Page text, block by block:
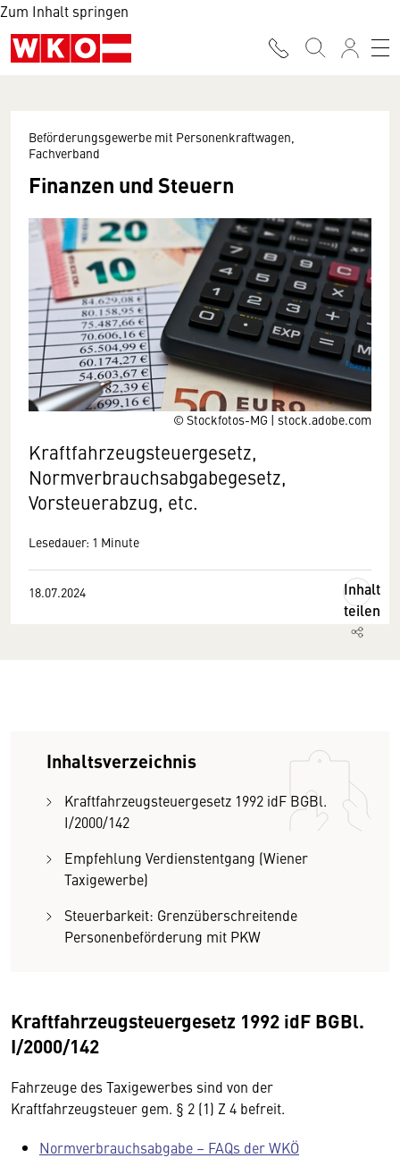
Zum Inhalt springen
© Stockfotos-MG | stock.adobe.com
Beförderungsgewerbe mit Personenkraftwagen,
Fachverband
Finanzen und Steuern
Kraftfahrzeugsteuergesetz,
Normverbrauchsabgabegesetz,
Vorsteuerabzug, etc.
Lesedauer: 1 Minute
18.07.2024
Inhalt
teilen
Inhaltsverzeichnis
Kraftfahrzeugsteuergesetz 1992 idF BGBl.
I/2000/142
Empfehlung Verdienstentgang (Wiener
Taxigewerbe)
Steuerbarkeit: Grenzüberschreitende
Personenbeförderung mit PKW
Kraftfahrzeugsteuergesetz 1992 idF BGBl.
I/2000/142
Fahrzeuge des Taxigewerbes sind von der
Kraftfahrzeugsteuer gem. § 2 (1) Z 4 befreit.
Normverbrauchsabgabe – FAQs der WKÖ